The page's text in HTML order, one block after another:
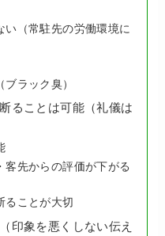
い（常駐先の労働環境に
ラック臭）
ることは可能（礼儀は
客先からの評価が下がる
ることが大切
印象を悪くしない伝え